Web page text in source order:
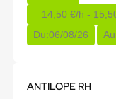
14,50 €/h -
Du:06/08/26
ANTILOPE RH